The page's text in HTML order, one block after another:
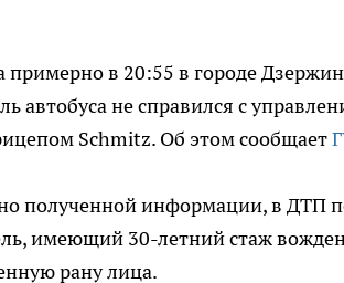
примерно в 20:55 в городе
автобуса не справился с
Schmitz. Об этом сообщает
полученной информации, в ДТП
имеющий 30-летний стаж
рану лица.